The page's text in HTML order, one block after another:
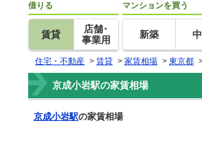
借りる
賃貸
店舗･
事業用
マンションを買う
新築
住宅・不動産 > 賃貸 > 家賃相場 > 東京都
京成小岩駅の家賃相場
京成小岩駅の家賃相場